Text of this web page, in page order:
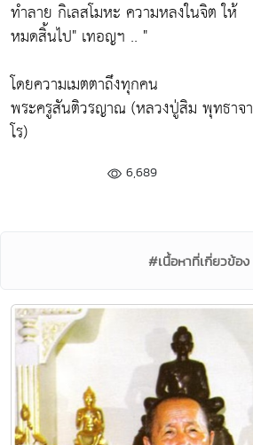
ทำลาย กิเลสโมหะ ความหลงในจิต ให้
หมดสิ้นไป" เทอญฯ .. "
โดยความเมตตาถึงทุกคน
พระครูสันติวรญาณ (หลวงปู่สิม พุทธาจา
โร)
6,689
#เนื้อหาที่เกี่ยวข้อง